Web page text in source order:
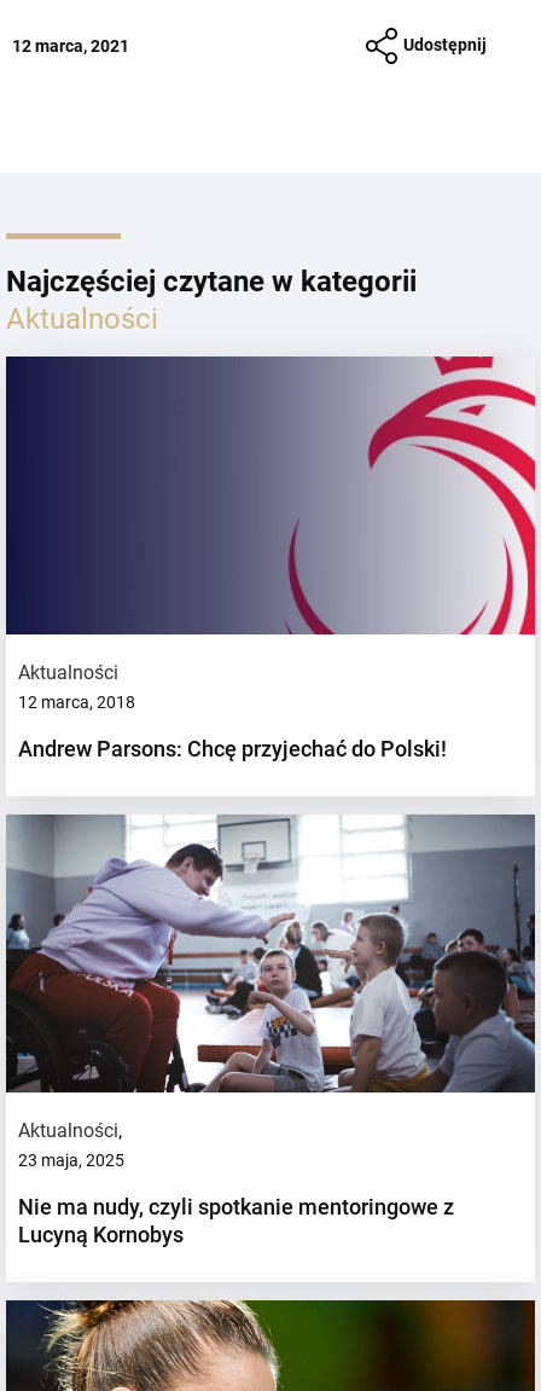
12 marca, 2021 Udostępnij
Najczęściej czytane w kategorii
Aktualności
Aktualności
12 marca, 2018
Andrew Parsons: Chcę przyjechać do Polski!
Aktualności,
23 maja, 2025
Nie ma nudy, czyli spotkanie mentoringowe z
Lucyną Kornobys